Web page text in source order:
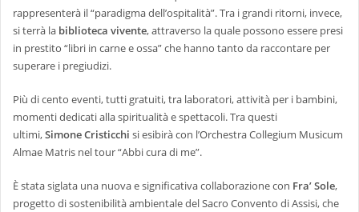
rappresenterà il “paradigma dell’ospitalità”. Tra i grandi ritorni, invece,
si terrà la biblioteca vivente, attraverso la quale possono essere presi
in prestito “libri in carne e ossa” che hanno tanto da raccontare per
superare i pregiudizi.
Più di cento eventi, tutti gratuiti, tra laboratori, attività per i bambini,
momenti dedicati alla spiritualità e spettacoli. Tra questi
ultimi,Simone Cristicchi si esibirà con l’Orchestra Collegium Musicum
Almae Matris nel tour “Abbi cura di me”.
È stata siglata una nuova e significativa collaborazione con Fra’ Sole,
progetto di sostenibilità ambientale del Sacro Convento di Assisi, che